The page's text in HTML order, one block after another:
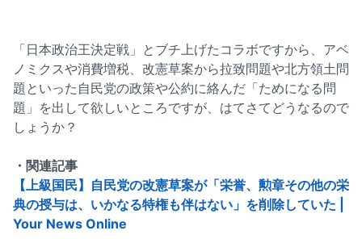
「日本政治王決定戦」とブチ上げたコラボですから、アベ
ノミクスや消費増税、改憲草案から拉致問題や北方領土問
題といった自民党の政策や公約に絡んだ「ためになる問
題」を出して欲しいところですが、はてさてどうなるので
しょうか？
・関連記事
【上級国民】自民党の改憲草案が「栄誉、勲章その他の栄
典の授与は、いかなる特権も伴はない」を削除していた |
Your News Online